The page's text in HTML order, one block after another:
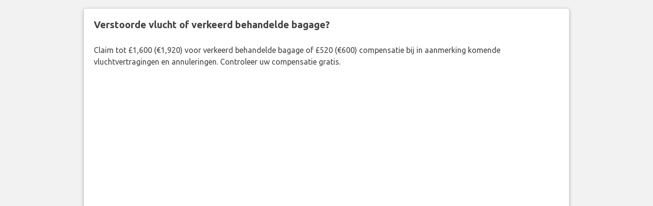
Verstoorde vlucht of verkeerd behandelde bagage?
Claim tot £1,600 (€1,920) voor verkeerd behandelde bagage of £520 (€600) compensatie bij in aanmerking komende
vluchtvertragingen en annuleringen. Controleer uw compensatie gratis.